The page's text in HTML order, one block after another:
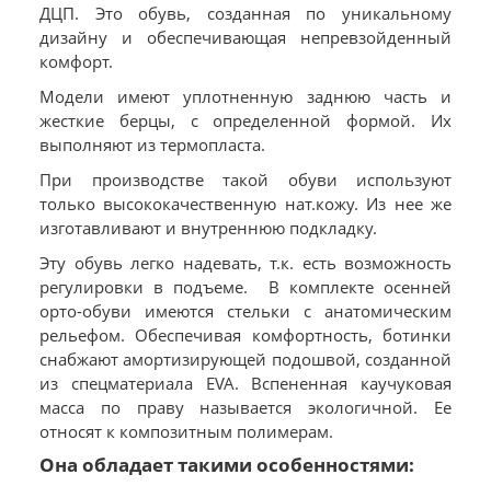
ДЦП. Это обувь, созданная по уникальному
дизайну и обеспечивающая непревзойденный
комфорт.
Модели имеют уплотненную заднюю часть и
жесткие берцы, с определенной формой. Их
выполняют из термопласта.
При производстве такой обуви используют
только высококачественную нат.кожу. Из нее же
изготавливают и внутреннюю подкладку.
Эту обувь легко надевать, т.к. есть возможность
регулировки в подъеме. В комплекте осенней
орто-обуви имеются стельки с анатомическим
рельефом. Обеспечивая комфортность, ботинки
снабжают амортизирующей подошвой, созданной
из спецматериала EVA. Вспененная каучуковая
масса по праву называется экологичной. Ее
относят к композитным полимерам.
Она обладает такими особенностями: